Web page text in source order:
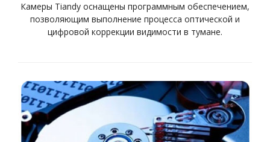
Камеры Tiandy оснащены программным обеспечением,
позволяющим выполнение процесса оптической и
цифровой коррекции видимости в тумане.